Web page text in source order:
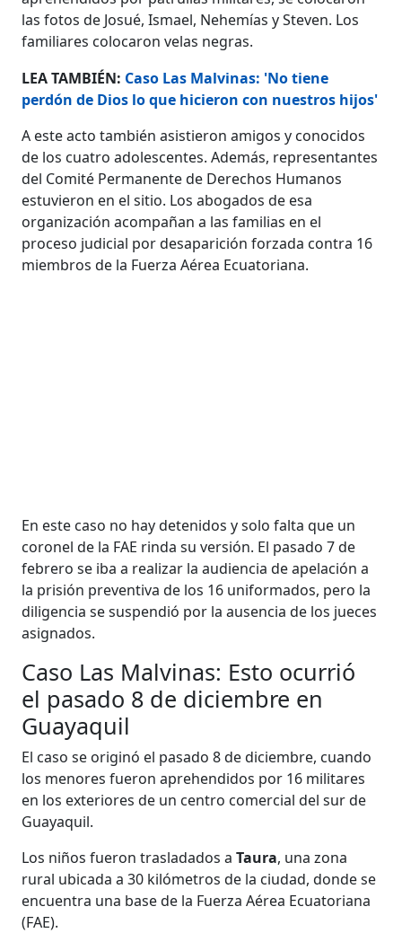
las fotos de Josué, Ismael, Nehemías y Steven. Los
familiares colocaron velas negras.
LEA TAMBIÉN: Caso Las Malvinas: 'No tiene
perdón de Dios lo que hicieron con nuestros hijos'
A este acto también asistieron amigos y conocidos
de los cuatro adolescentes. Además, representantes
del Comité Permanente de Derechos Humanos
estuvieron en el sitio. Los abogados de esa
organización acompañan a las familias en el
proceso judicial por desaparición forzada contra 16
miembros de la Fuerza Aérea Ecuatoriana.
En este caso no hay detenidos y solo falta que un
coronel de la FAE rinda su versión. El pasado 7 de
febrero se iba a realizar la audiencia de apelación a
la prisión preventiva de los 16 uniformados, pero la
diligencia se suspendió por la ausencia de los jueces
asignados.
Caso Las Malvinas: Esto ocurrió
el pasado 8 de diciembre en
Guayaquil
El caso se originó el pasado 8 de diciembre, cuando
los menores fueron aprehendidos por 16 militares
en los exteriores de un centro comercial del sur de
Guayaquil.
Los niños fueron trasladados aTaura, una zona
rural ubicada a 30 kilómetros de la ciudad, donde se
encuentra una base de la Fuerza Aérea Ecuatoriana
(FAE).